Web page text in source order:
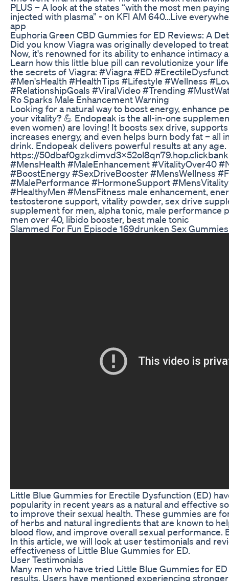
PLUS – A look at the states “with the most men
injected with plasma” - on KFI AM 640…Live
app
Euphoria Green CBD Gummies for ED Reviews: A
Did you know Viagra was originally developed to
Now, it's renowned for its ability to enhance intimacy
Learn how this little blue pill can revolutionize your
the secrets of Viagra: #Viagra #ED
#Men'sHealth #HealthTips #Lifestyle #Wellness
#RelationshipGoals #ViralVideo #Trending
Ro Sparks Male Enhancement Warning
Looking for a natural way to boost energy, enhance
your vitality? 💪 Endopeak is the all-in-one
even women) are loving! It boosts sex drive,
increases energy, and even helps burn body fat – all
drink. Endopeak delivers powerful results at any age.
https://
#MensHealth #MaleEnhancement #VitalityOver40
#BoostEnergy #SexDriveBooster #MensWellness
#MalePerformance #HormoneSupport
#HealthyMen #MensFitness male enhancement,
testosterone support, vitality powder, sex drive
supplement for men, alpha tonic, male performance
men over 40, libido booster, best male tonic
Slammed For Fun Episode 169drunken Sex Gummies
Little Blue Gummies for Erectile Dysfunction (ED)
popularity in recent years as a natural and effective
to improve their sexual health. These gummies are
of herbs and natural ingredients that are known to
blood flow, and improve overall sexual performance.
In this article, we will look at user testimonials and
effectiveness of Little Blue Gummies for ED.
User Testimonials
Many men who have tried Little Blue Gummies for
results. Users have mentioned experiencing